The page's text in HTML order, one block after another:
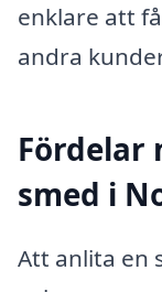
enklare att
andra
Fördelar
smed i
Att anlita en